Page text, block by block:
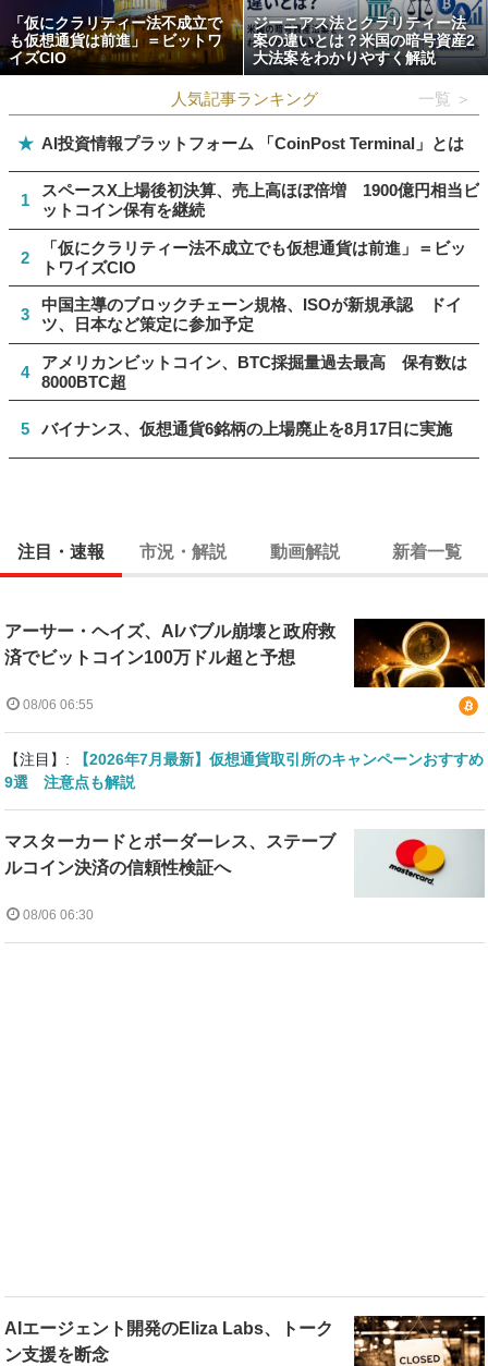
「仮にクラリティー法不成立で
も仮想通貨は前進」＝ビットワ
イズCIO
ジーニアス法とクラリティー法
案の違いとは？米国の暗号資産2
大法案をわかりやすく解説
人気記事ランキング 一覧 ＞
★ AI投資情報プラットフォーム 「CoinPost Terminal」とは
1
スペースX上場後初決算、売上高ほぼ倍増 1900億円相当ビ
ットコイン保有を継続
2
「仮にクラリティー法不成立でも仮想通貨は前進」＝ビッ
トワイズCIO
3
中国主導のブロックチェーン規格、ISOが新規承認 ドイ
ツ、日本など策定に参加予定
4
アメリカンビットコイン、BTC採掘量過去最高 保有数は
8000BTC超
5 バイナンス、仮想通貨6銘柄の上場廃止を8月17日に実施
注目・速報 市況・解説 動画解説 新着一覧
アーサー・ヘイズ、AIバブル崩壊と政府救
済でビットコイン100万ドル超と予想
08/06 06:55
【注目】:
【2026年7月最新】仮想通貨取引所のキャンペーンおすすめ
9選 注意点も解説
マスターカードとボーダーレス、ステーブ
ルコイン決済の信頼性検証へ
08/06 06:30
AIエージェント開発のEliza Labs、トーク
ン支援を断念